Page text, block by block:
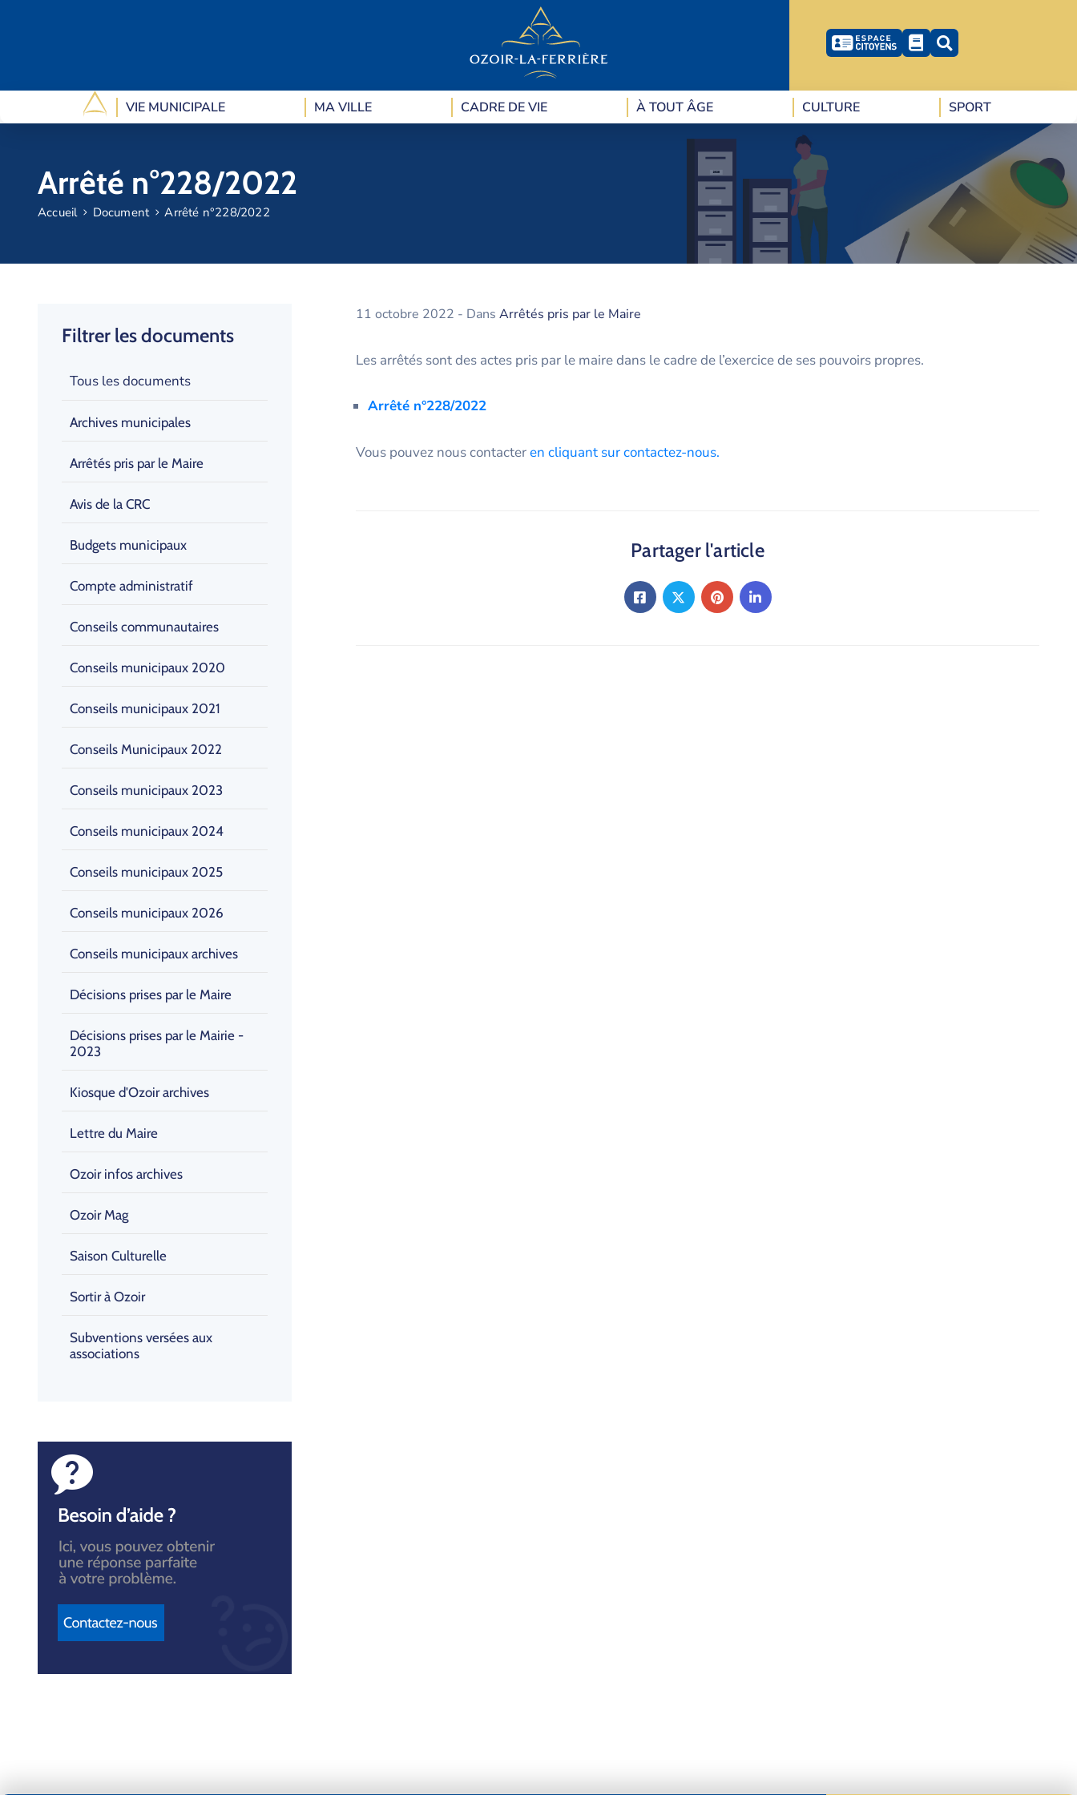
VIE MUNICIPALE MA VILLE CADRE DE VIE À TOUT ÂGE CULTURE SPORT
Arrêté n°228/2022
Accueil Document Arrêté n°228/2022
Filtrer les documents
Tous les documents
Archives municipales
Arrêtés pris par le Maire
Avis de la CRC
Budgets municipaux
Compte administratif
Conseils communautaires
Conseils municipaux 2020
Conseils municipaux 2021
Conseils Municipaux 2022
Conseils municipaux 2023
Conseils municipaux 2024
Conseils municipaux 2025
Conseils municipaux 2026
Conseils municipaux archives
Décisions prises par le Maire
Décisions prises par le Mairie -
2023
Kiosque d'Ozoir archives
Lettre du Maire
Ozoir infos archives
Ozoir Mag
Saison Culturelle
Sortir à Ozoir
Subventions versées aux
associations
11 octobre 2022 - Dans Arrêtés pris par le Maire
Les arrêtés sont des actes pris par le maire dans le cadre de l’exercice de ses pouvoirs propres.
Arrêté n°228/2022
Vous pouvez nous contacteren cliquant sur contactez-nous.
Partager l'article